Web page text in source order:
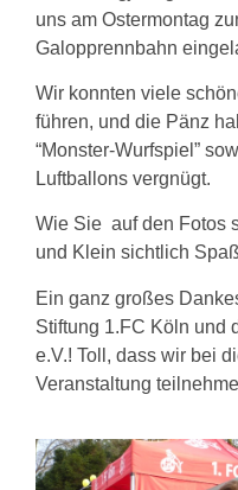
uns am Ostermontag
Galopprennbahn
Wir konnten viele
führen, und die Pänz
“Monster-Wurfspiel”
Luftballons vergnügt.
Wie Sie auf den Fotos
und Klein sichtlich
Ein ganz großes
Stiftung 1.FC Köln und
e.V.! Toll, dass wir bei
Veranstaltung